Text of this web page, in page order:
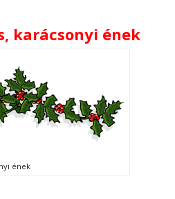
karácsonyi ének
ének